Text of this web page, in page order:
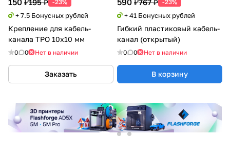
195 ₽ -23%
+ 7.5 Бонусных рублей
Крепление для кабель-
канала ТРО 10х10 мм
0 0 Нет в наличии
Заказать
767 ₽ -23%
+ 41 Бонусных рублей
Гибкий пластиковый кабель-
канал (открытый)
0 0 Нет в наличии
В корзину